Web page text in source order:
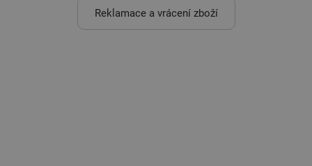
Reklamace a vrácení zboží